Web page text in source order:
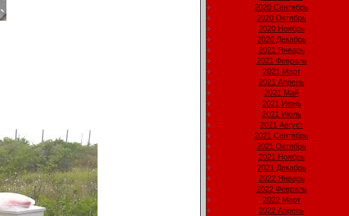
2020 Сентябрь
2020 Октябрь
2020 Ноябрь
2020 Декабрь
2021 Январь
2021 Февраль
2021 Март
2021 Апрель
2021 Май
2021 Июнь
2021 Июль
2021 Август
2021 Сентябрь
2021 Октябрь
2021 Ноябрь
2021 Декабрь
2022 Январь
2022 Февраль
2022 Март
2022 Апрель